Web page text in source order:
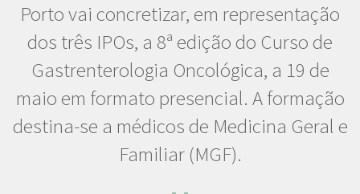
Porto vai concretizar, em representação
dos três IPOs, a 8ª edição do Curso de
Gastrenterologia Oncológica, a 19 de
maio em formato presencial. A formação
destina-se a médicos de Medicina Geral e
Familiar (MGF).